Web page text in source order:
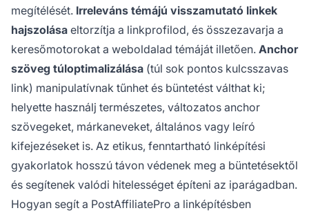
megítélését. Irreleváns témájú visszamutató linkek
hajszolása eltorzítja a linkprofilod, és összezavarja a
keresőmotorokat a weboldalad témáját illetően. Anchor
szöveg túloptimalizálása (túl sok pontos kulcsszavas
link) manipulatívnak tűnhet és büntetést válthat ki;
helyette használj természetes, változatos anchor
szövegeket, márkaneveket, általános vagy leíró
kifejezéseket is. Az etikus, fenntartható linképítési
gyakorlatok hosszú távon védenek meg a büntetésektől
és segítenek valódi hitelességet építeni az iparágadban.
Hogyan segít a PostAffiliatePro a linképítésben